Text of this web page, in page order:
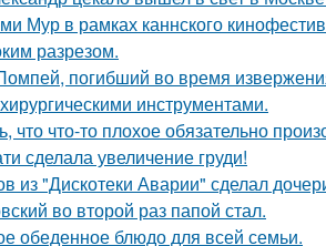
Мур в рамках каннского
разрезом.
погибший во время
инструментами.
что что-то плохое обязательно
сделала увеличение груди!
из "Дискотеки Аварии" сделал
во второй раз папой стал.
обеденное блюдо для всей семьи.